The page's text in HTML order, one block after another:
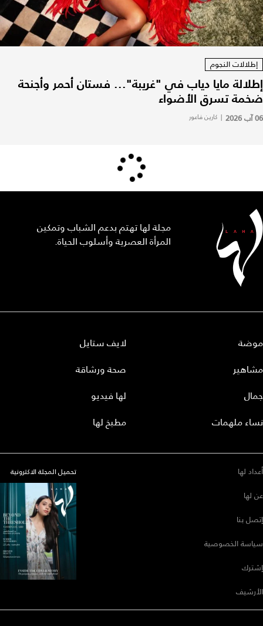
إطلالات النجوم
إطلالة مايا دياب في "غريبة"... فستان أحمر وأجنحة
ضخمة تسرق الأضواء
06 آب 2026 | كارين فاعور
مجلة لها تهتم بدعم الشباب وتمكين
المرأة العصرية وأسلوب الحياة.
موضة
مشاهير
جمال
نساء ملهمات
لايف ستايل
صحة ورشاقة
لها فيديو
مطبخ لها
أعداد لها
عن لها
إتصل بنا
سياسة الخصوصية
إشترك
الأرشيف
تحميل المجلة الاكترونية